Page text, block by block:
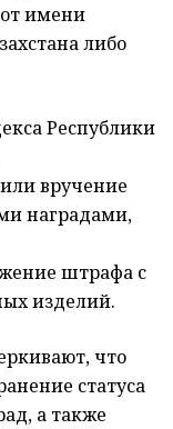
имени
либо
Республики
вручение
наградами,
штрафа с
изделий.
что
статуса
а также